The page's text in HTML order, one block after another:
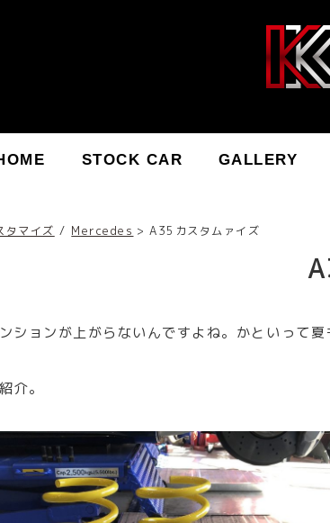
STOCK CAR GALLERY
タマイズ / Mercedes A35カスタムァイズ
ションが上がらないんですよね。かといって夏
介。